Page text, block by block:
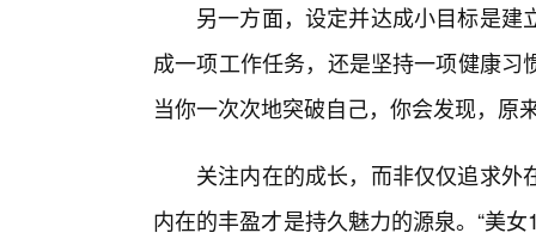
另一方面，设定并达成小目标是
成一项工作任务，还是坚持一项健康
当你一次次地突破自己，你会发现，原
关注内在的成长，而非仅仅追求
内在的丰盈才是持久魅力的源泉。“美